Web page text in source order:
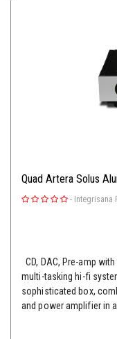
Quad Artera Solus
- Integrisana
CD, DAC, Pre-amp
multi-tasking hi-fi
sophisticated box,
and power amplifier in